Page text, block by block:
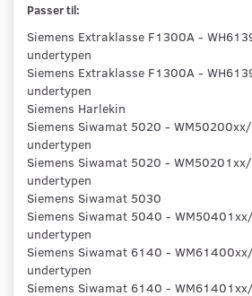
Passer til:
Siemens Extraklasse F1300A -
undertypen
Siemens Extraklasse F1300A -
undertypen
Siemens Harlekin
Siemens Siwamat 5020 -
undertypen
Siemens Siwamat 5020 -
undertypen
Siemens Siwamat 5030
Siemens Siwamat 5040 -
undertypen
Siemens Siwamat 6140 -
undertypen
Siemens Siwamat 6140 -